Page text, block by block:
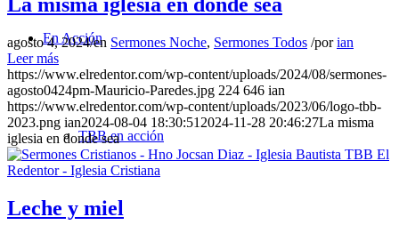
En Acción
TBB en acción
agosto 4, 2024/en Sermones Noche, Sermones Todos /porian
Leer más
https://www.elredentor.com/wp-content/uploads/2024/08/sermones-
agosto0424pm-Mauricio-Paredes.jpg 224 646 ian
https://www.elredentor.com/wp-content/uploads/2023/06/logo-tbb-
2023.png ian2024-08-04 18:30:51 2024-11-28 20:46:27La misma
iglesia en donde sea
Leche y miel